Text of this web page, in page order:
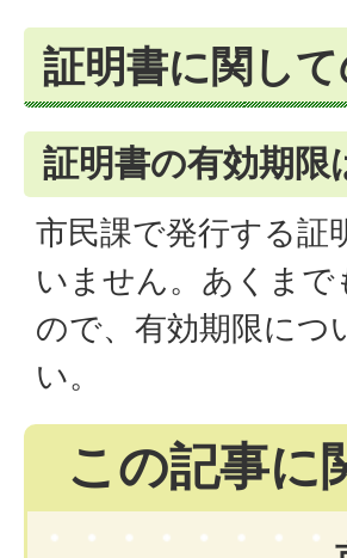
証明書に関し
証明書の有効期限
市民課で発行する証
いません。あくま
ので、有効期限につ
い。
この記事に